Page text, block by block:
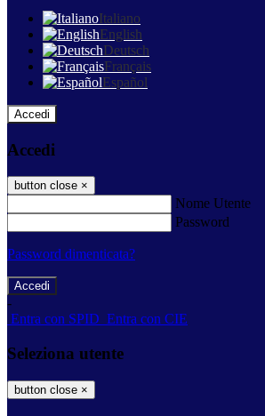
Italiano
English
Deutsch
Français
Español
Accedi
Accedi
button close ×
Nome Utente
Password
Password dimenticata?
-
Entra con SPID Entra con CIE
Seleziona utente
button close ×